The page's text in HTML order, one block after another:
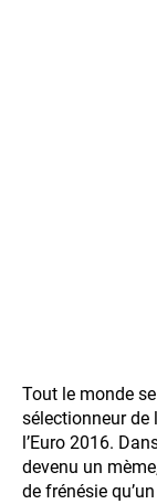
Tout le monde
sélectionneur de
l’Euro 2016.
devenu un
de frénésie